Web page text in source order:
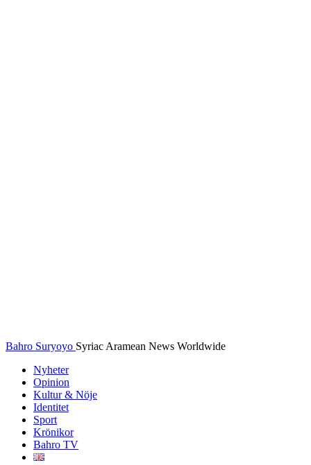
Bahro Suryoyo Syriac Aramean News Worldwide
Nyheter
Opinion
Kultur & Nöje
Identitet
Sport
Krönikor
Bahro TV